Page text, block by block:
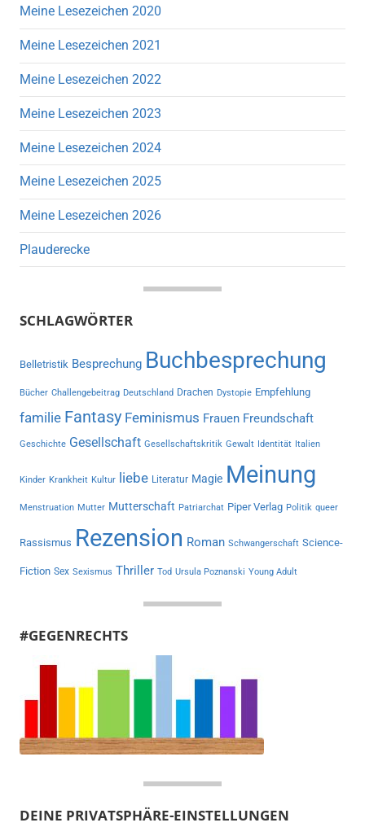
Meine Lesezeichen 2020
Meine Lesezeichen 2021
Meine Lesezeichen 2022
Meine Lesezeichen 2023
Meine Lesezeichen 2024
Meine Lesezeichen 2025
Meine Lesezeichen 2026
Plauderecke
SCHLAGWÖRTER
Belletristik Besprechung Buchbesprechung
Bücher Challengebeitrag Deutschland Drachen Dystopie Empfehlung
familie Fantasy Feminismus Frauen Freundschaft
Geschichte Gesellschaft Gesellschaftskritik Gewalt Identität Italien
Kinder Krankheit Kultur liebe Literatur Magie Meinung
Menstruation Mutter Mutterschaft Patriarchat Piper Verlag Politik queer
Rassismus Rezension Roman Schwangerschaft Science-
Fiction Sex Sexismus Thriller Tod Ursula Poznanski Young Adult
#GEGENRECHTS
DEINE PRIVATSPHÄRE-EINSTELLUNGEN